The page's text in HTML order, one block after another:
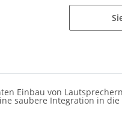
Einbau von
saubere Integration in die